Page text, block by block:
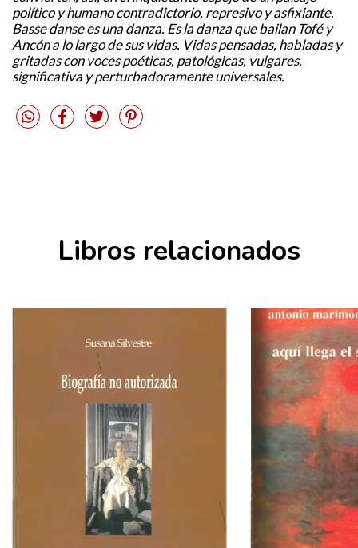
político y humano contradictorio, represivo y asfixiante.
Basse danse es una danza. Es la danza que bailan Tofé y
Ancón a lo largo de sus vidas. Vidas pensadas, habladas y
gritadas con voces poéticas, patológicas, vulgares,
significativa y perturbadoramente universales.
Libros relacionados